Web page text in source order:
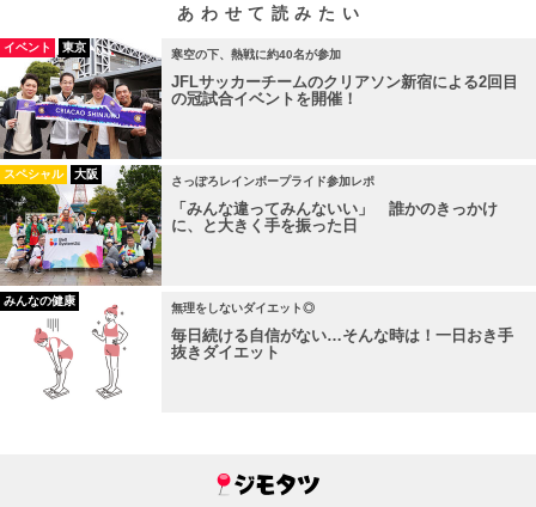
あわせて読みたい
イベント 東京
寒空の下、熱戦に約40名が参加
JFLサッカーチームのクリアソン新宿による2回目
の冠試合イベントを開催！
スペシャル 大阪
さっぽろレインボープライド参加レポ
「みんな違ってみんないい」 誰かのきっかけ
に、と大きく手を振った日
みんなの健康
無理をしないダイエット◎
毎日続ける自信がない…そんな時は！一日おき手
抜きダイエット